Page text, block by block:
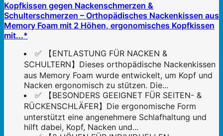
Kopfkissen gegen Nackenschmerzen &
Schulterschmerzen – Orthopädisches Nackenkissen aus
Memory Foam mit 2 Höhen, ergonomisches Kopfkissen
mit...*
✅ 【ENTLASTUNG FÜR NACKEN &
SCHULTERN】Dieses orthopädische Nackenkissen
aus Memory Foam wurde entwickelt, um Kopf und
Nacken ergonomisch zu stützen. Die...
✅ 【BESONDERS GEEIGNET FÜR SEITEN- &
RÜCKENSCHLÄFER】Die ergonomische Form
unterstützt eine angenehmere Schlafhaltung und
hilft dabei, Kopf, Nacken und...